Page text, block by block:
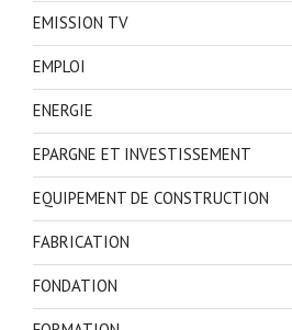
EMISSION TV
EMPLOI
ENERGIE
EPARGNE ET INVESTISSEMENT
EQUIPEMENT DE CONSTRUCTION
FABRICATION
FONDATION